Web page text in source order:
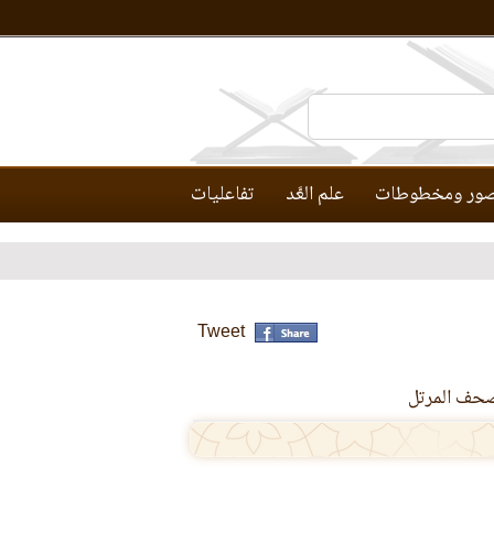
ومخطوطات علم العَّد تفاعليات
Tweet
المرتل